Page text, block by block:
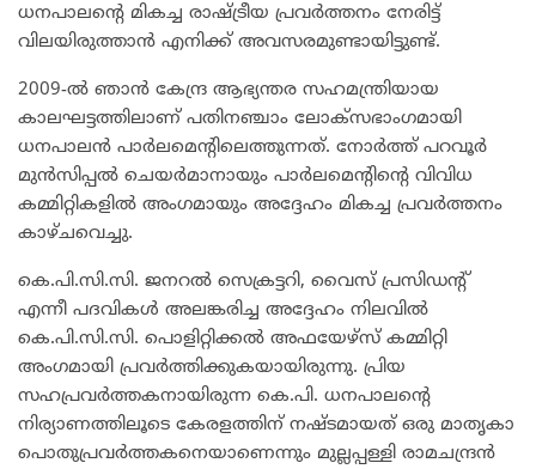
ധനപാലന്റെ മികച്ച രാഷ്ട്രീയ പ്രവർത്തനം നേരിട്ട്
വിലയിരുത്താൻ എനിക്ക് അവസരമുണ്ടായിട്ടുണ്ട്.
2009-ൽ ഞാൻ കേന്ദ്ര ആഭ്യന്തര സഹമന്ത്രിയായ
കാലഘട്ടത്തിലാണ് പതിനഞ്ചാം ലോക്‌സഭാംഗമായി
ധനപാലൻ പാർലമെന്റിലെത്തുന്നത്. നോർത്ത് പറവൂർ
മുൻസിപ്പൽ ചെയർമാനായും പാർലമെന്റിന്റെ വിവിധ
കമ്മിറ്റികളിൽ അംഗമായും അദ്ദേഹം മികച്ച പ്രവർത്തനം
കാഴ്ചവെച്ചു.
കെ.പി.സി.സി. ജനറൽ സെക്രട്ടറി, വൈസ് പ്രസിഡന്റ്
എന്നീ പദവികൾ അലങ്കരിച്ച അദ്ദേഹം നിലവിൽ
കെ.പി.സി.സി. പൊളിറ്റിക്കൽ അഫയേഴ്‌സ് കമ്മിറ്റി
അംഗമായി പ്രവർത്തിക്കുകയായിരുന്നു. പ്രിയ
സഹപ്രവർത്തകനായിരുന്ന കെ.പി. ധനപാലന്റെ
നിര്യാണത്തിലൂടെ കേരളത്തിന് നഷ്ടമായത് ഒരു മാതൃകാ
പൊതുപ്രവർത്തകനെയാണെന്നും മുല്ലപ്പള്ളി രാമചന്ദ്രൻ